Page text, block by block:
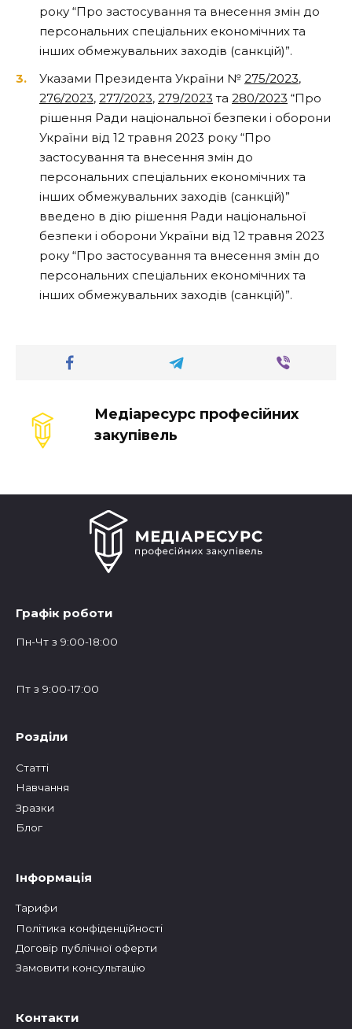
року “Про застосування та внесення змін до
персональних спеціальних економічних та
інших обмежувальних заходів (санкцій)”.
Указами Президента України № 275/2023,
276/2023, 277/2023, 279/2023 та 280/2023 “Про
рішення Ради національної безпеки і оборони
України від 12 травня 2023 року “Про
застосування та внесення змін до
персональних спеціальних економічних та
інших обмежувальних заходів (санкцій)”
введено в дію рішення Ради національної
безпеки і оборони України від 12 травня 2023
року “Про застосування та внесення змін до
персональних спеціальних економічних та
інших обмежувальних заходів (санкцій)”.
Медіаресурс професійних
закупівель
Графік роботи
Пн-Чт з 9:00-18:00
Пт з 9:00-17:00
Розділи
Статтi
Навчання
Зразки
Блог
Інформація
Тарифи
Політика конфіденційності
Договір публічної оферти
Замовити консультацію
Контакти